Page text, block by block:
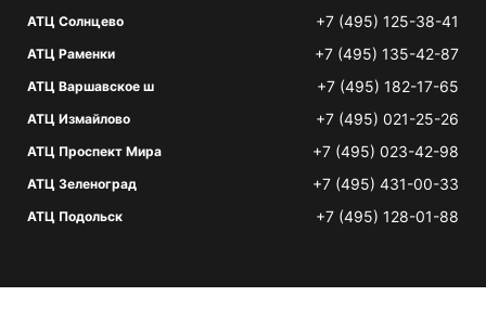
АТЦ Солнцево +7 (495) 125-38-41
АТЦ Раменки +7 (495) 135-42-87
АТЦ Варшавское ш +7 (495) 182-17-65
АТЦ Измайлово +7 (495) 021-25-26
АТЦ Проспект Мира +7 (495) 023-42-98
АТЦ Зеленоград +7 (495) 431-00-33
АТЦ Подольск +7 (495) 128-01-88